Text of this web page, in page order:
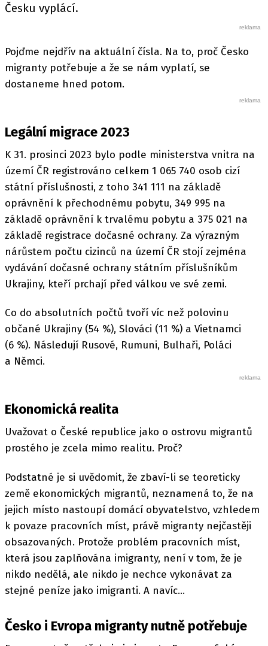
Česku vyplácí.
Pojďme nejdřív na aktuální čísla. Na to, proč Česko
migranty potřebuje a že se nám vyplatí, se
dostaneme hned potom.
Legální migrace 2023
K 31. prosinci 2023 bylo podle ministerstva vnitra na
území ČR registrováno celkem 1 065 740 osob cizí
státní příslušnosti, z toho 341 111 na základě
oprávnění k přechodnému pobytu, 349 995 na
základě oprávnění k trvalému pobytu a 375 021 na
základě registrace dočasné ochrany. Za výrazným
nárůstem počtu cizinců na území ČR stojí zejména
vydávání dočasné ochrany státním příslušníkům
Ukrajiny, kteří prchají před válkou ve své zemi.
Co do absolutních počtů tvoří víc než polovinu
občané Ukrajiny (54 %), Slováci (11 %) a Vietnamci
(6 %). Následují Rusové, Rumuni, Bulhaři, Poláci
a Němci.
Ekonomická realita
Uvažovat o České republice jako o ostrovu migrantů
prostého je zcela mimo realitu. Proč?
Podstatné je si uvědomit, že zbaví-li se teoreticky
země ekonomických migrantů, neznamená to, že na
jejich místo nastoupí domácí obyvatelstvo, vzhledem
k povaze pracovních míst, právě migranty nejčastěji
obsazovaných. Protože problém pracovních míst,
která jsou zaplňována imigranty, není v tom, že je
nikdo nedělá, ale nikdo je nechce vykonávat za
stejné peníze jako imigranti. A navíc…
Česko i Evropa migranty nutně potřebuje